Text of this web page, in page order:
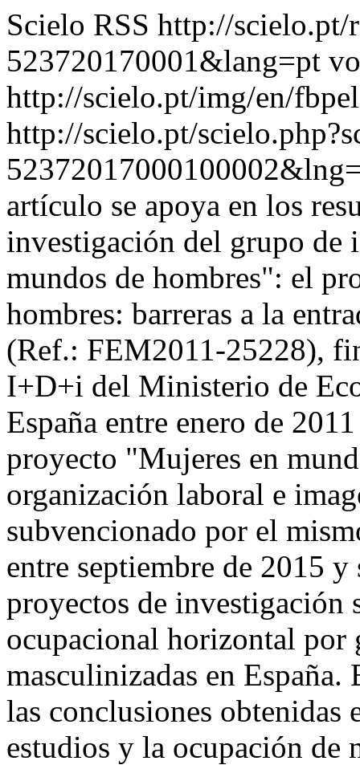
Scielo RSS http://scielo.pt/
523720170001&lang=pt
http://scielo.pt/img/en/
http://scielo.pt/
artículo se apoya en los
investigación del grupo de
mundos de hombres": el
hombres: barreras a la
(Ref.: FEM2011-25228),
I+D+i del Ministerio de
España entre enero de
proyecto "Mujeres en
organización laboral e
subvencionado por el
entre septiembre de 2015
proyectos de investigación
ocupacional horizontal por
masculinizadas en España.
las conclusiones obtenidas
estudios y la ocupación de